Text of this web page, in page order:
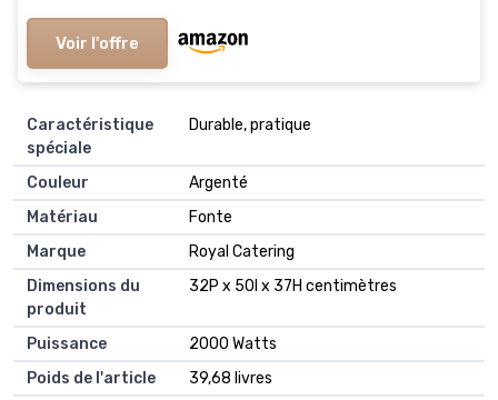
Voir l'offre
Caractéristique
spéciale
Durable, pratique
Couleur
Argenté
Matériau
Fonte
Marque
Royal Catering
Dimensions du
produit
32P x 50l x 37H centimètres
Puissance
2000 Watts
Poids de l'article
39,68 livres